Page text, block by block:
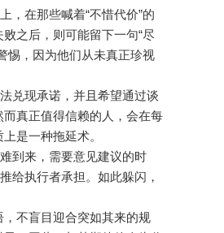
，在那些喊着“不惜代价”的
之后，则可能留下一句“尽
惕，因为他们从未真正珍视
兑现承诺，并且希望通过谈
真正值得信赖的人，会在每
是一种拖延术。
到来，需要意见建议的时
给执行者承担。如此躲闪，
不盲目迎合突如其来的规